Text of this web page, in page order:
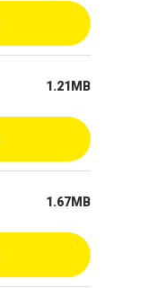
1.21MB
1.67MB